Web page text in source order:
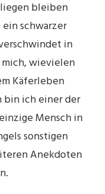
bleiben
schwarzer
in
wievielen
Käferleben
bin ich einer der
Mensch in
sonstigen
Anekdoten